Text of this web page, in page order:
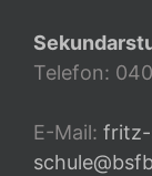
Telefon:
E-Mail: fritz-